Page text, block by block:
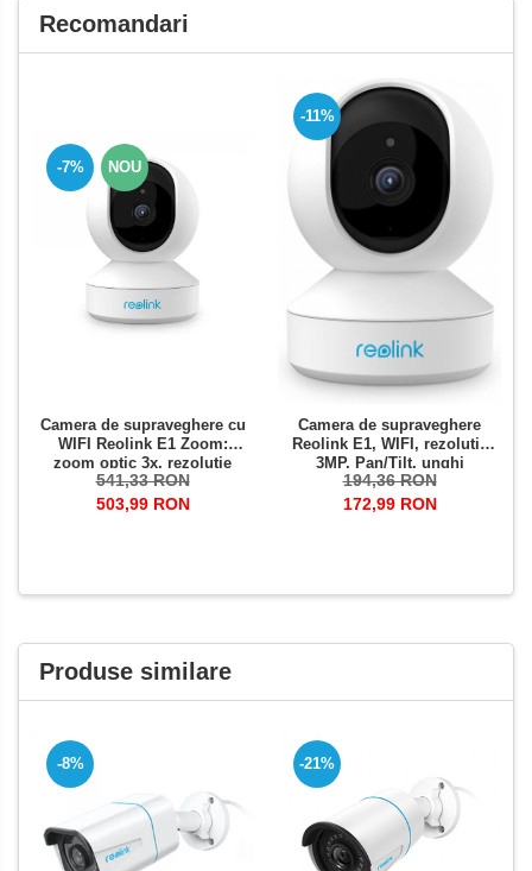
Recomandari
-7% NOU
Camera de supraveghere cu
WIFI Reolink E1 Zoom:
zoom optic 3x, rezolutie
5MP, avertizare detectie
miscare pe email si prin
541,33 RON
503,99 RON
-11%
Camera de supraveghere
Reolink E1, WIFI, rezolutie
3MP, Pan/Tilt, unghi
vizualizare orizontal 355°,
vertical 50°
194,36 RON
172,99 RON
Produse similare
-8% -21%